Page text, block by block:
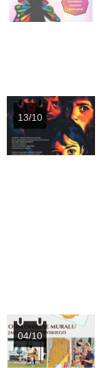
13/10
04/10